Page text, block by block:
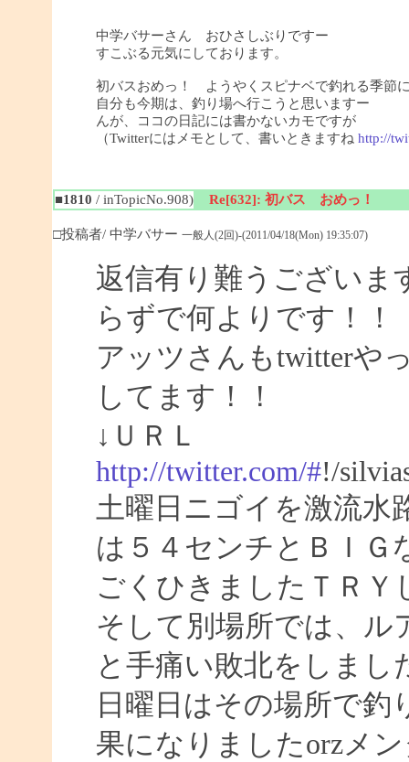
中学バサーさん おひさしぶりですー
すこぶる元気にしております。
初バスおめっ！ ようやくスピナベで釣れる季節
自分も今期は、釣り場へ行こうと思いますー
んが、ココの日記には書かないカモですが
（Twitterにはメモとして、書いときますね http://
■1810 / inTopicNo.908) Re[632]: 初バス おめっ！
□投稿者/ 中学バサー 一般人(2回)-(2011/04/18(Mon) 19:35:07)
返信有り難うございま
らずで何よりです！！
アッツさんもtwitterや
してます！！
↓ＵＲＬ
http://twitter.com/#!/
土曜日ニゴイを激流水
は５４センチとＢＩＧ
ごくひきましたＴＲ
そして別場所では、ル
と手痛い敗北をしまし
日曜日はその場所で
果になりましたorzメ